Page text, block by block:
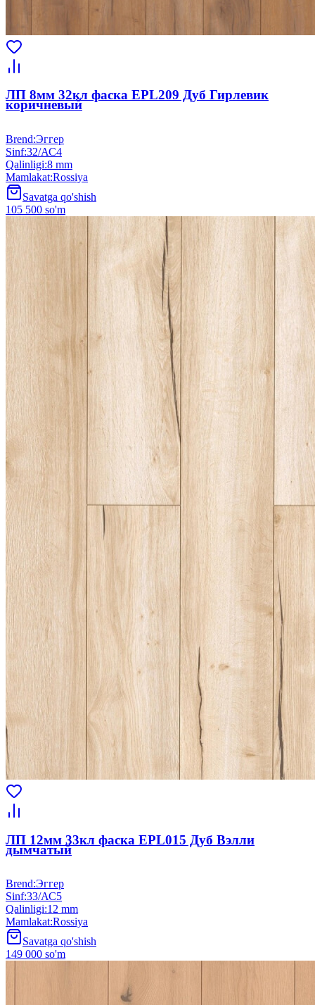
ЛП 8мм 32кл фаска EPL209 Дуб Гирлевик
коричневый
Brend:Эггер
Sinf:32/АС4
Qalinligi:8 mm
Mamlakat:Rossiya
Savatga qo'shish
105 500 so'm
ЛП 12мм 33кл фаска EPL015 Дуб Вэлли
дымчатый
Brend:Эггер
Sinf:33/АС5
Qalinligi:12 mm
Mamlakat:Rossiya
Savatga qo'shish
149 000 so'm